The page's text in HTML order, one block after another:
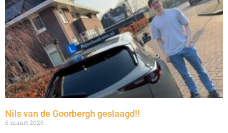
Nils van de Goorbergh geslaagd!!
6 maart 2026